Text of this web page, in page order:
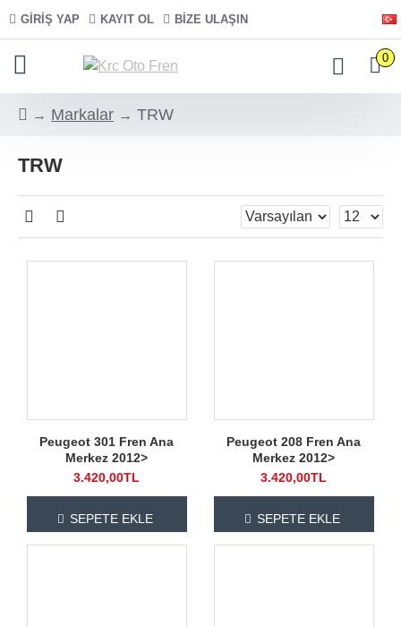
GIRIŞ YAP KAYIT OL BIZE ULAŞIN
0
Markalar TRW
TRW
Peugeot 301 Fren Ana
Merkez 2012>
3.420,00TL
SEPETE EKLE
Peugeot 208 Fren Ana
Merkez 2012>
3.420,00TL
SEPETE EKLE